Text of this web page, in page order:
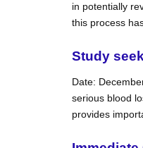
in potentially
this process
Study
Date:
serious blood
provides